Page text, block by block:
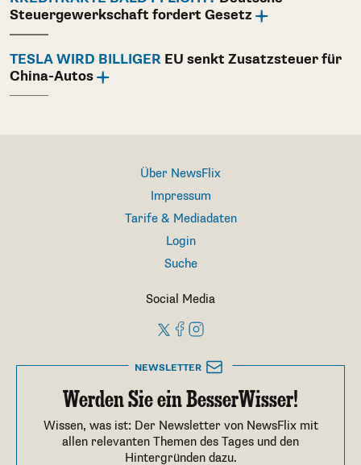
Steuergewerkschaft fordert Gesetz
TESLA WIRD BILLIGER EU senkt Zusatzsteuer für
China-Autos
Über NewsFlix
Impressum
Tarife & Mediadaten
Login
Suche
Social Media
NEWSLETTER
Werden Sie ein BesserWisser!
Wissen, was ist: Der Newsletter von NewsFlix mit
allen relevanten Themen des Tages und den
Hintergründen dazu.